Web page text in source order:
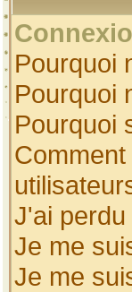
Pourquoi
Pourquoi
Pourquoi
J'ai
Je me
Je me